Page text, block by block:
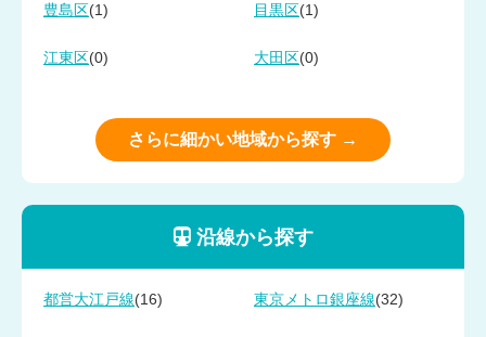
豊島区 (1) 目黒区 (1)
江東区 (0) 大田区 (0)
さらに細かい地域から探す →
沿線から探す
都営大江戸線(16) 東京メトロ銀座線(32)